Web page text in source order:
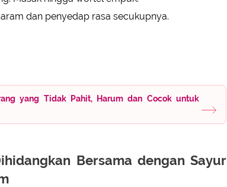
dan penyedap rasa secukupnya.
yang Tidak Pahit, Harum dan Cocok untuk
Bersama dengan Sayur